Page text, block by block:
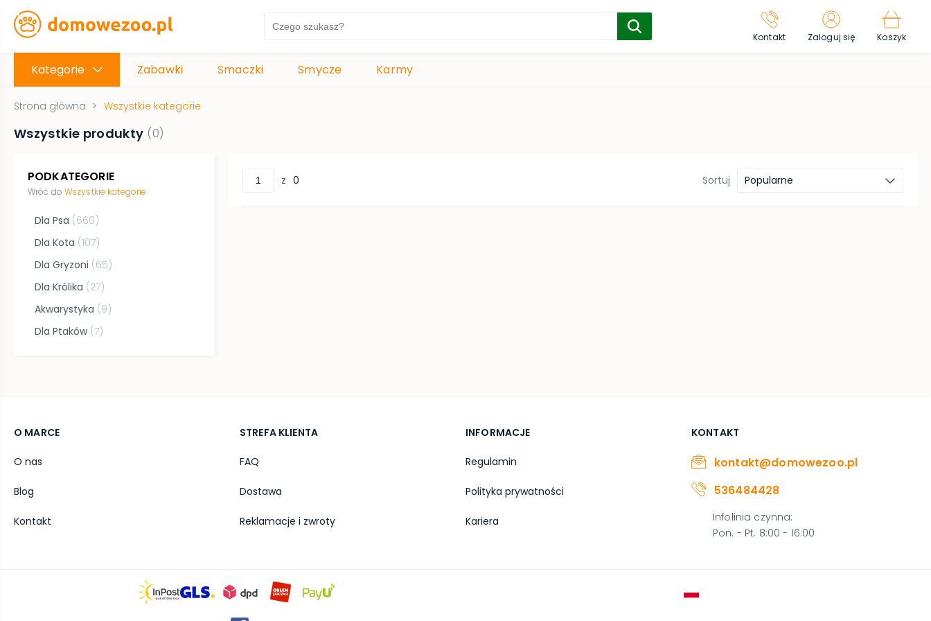
Kontakt Zaloguj się Koszyk
Kategorie Zabawki Smaczki Smycze Karmy
Strona główna > Wszystkie kategorie
Wszystkie produkty (0)
PODKATEGORIE
Wróć do Wszystkie kategorie
Dla Psa (660)
Dla Kota (107)
Dla Gryzoni (65)
Dla Królika (27)
Akwarystyka (9)
Dla Ptaków (7)
z 0 Sortuj Popularne
O MARCE
O nas
Blog
Kontakt
STREFA KLIENTA
FAQ
Dostawa
Reklamacje i zwroty
INFORMACJE
Regulamin
Polityka prywatności
Kariera
KONTAKT
kontakt@domowezoo.pl
536484428
Infolinia czynna:
Pon. - Pt. 8:00 - 16:00